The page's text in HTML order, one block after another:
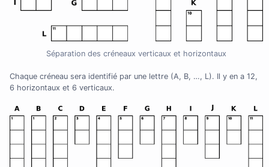
Séparation des créneaux verticaux et horizontaux
Chaque créneau sera identifié par une lettre (A, B, …, L). Il y en a 12,
6 horizontaux et 6 verticaux.